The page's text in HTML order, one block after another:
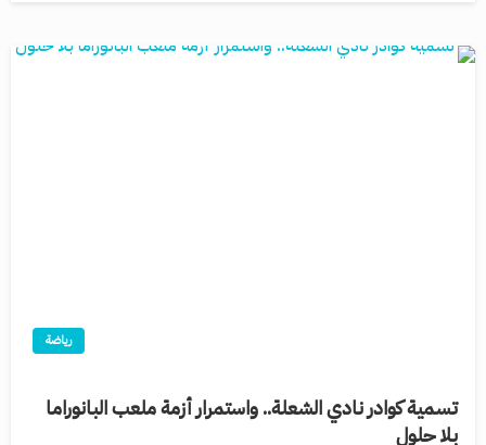
رياضة
تسمية كوادر نادي الشعلة.. واستمرار أزمة ملعب البانوراما
بلا حلول